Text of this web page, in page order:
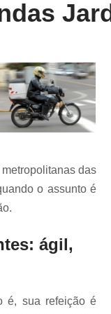
de Farmácia
Entrega
Entrega
Motoboy para
para Retirada de
Entrega de Flores
Serviço de
das
o assunto é
ágil,
é, sua refeição é